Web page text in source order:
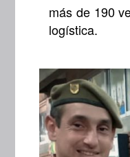
más de 190
logística.